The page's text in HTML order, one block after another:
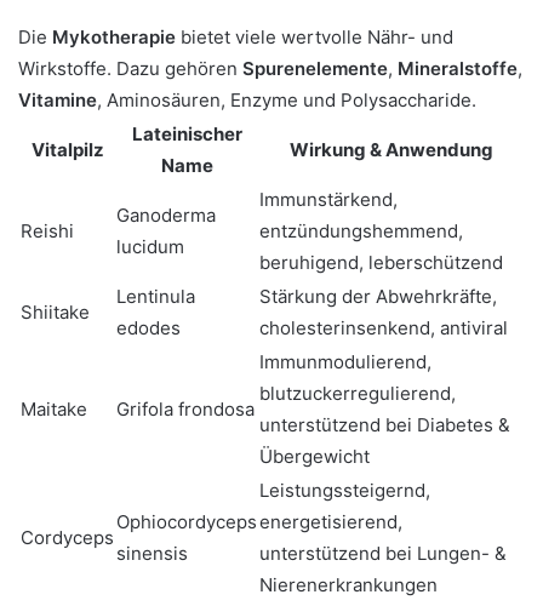
Die Mykotherapie bietet viele wertvolle Nähr- und
Wirkstoffe. Dazu gehören Spurenelemente, Mineralstoffe,
Vitamine, Aminosäuren, Enzyme und Polysaccharide.
Vitalpilz
Lateinischer
Name
Wirkung & Anwendung
Reishi
Ganoderma
lucidum
Immunstärkend,
entzündungshemmend,
beruhigend, leberschützend
Shiitake
Lentinula
edodes
Stärkung der Abwehrkräfte,
cholesterinsenkend, antiviral
Maitake Grifola frondosa
Immunmodulierend,
blutzuckerregulierend,
unterstützend bei Diabetes &
Übergewicht
Cordyceps
Ophiocordyceps
sinensis
Leistungssteigernd,
energetisierend,
unterstützend bei Lungen- &
Nierenerkrankungen